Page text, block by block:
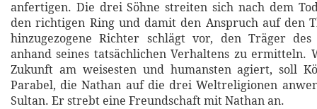
anfertigen. Die drei Söhne streiten sich nach dem
den richtigen Ring und damit den Anspruch auf den
hinzugezogene Richter schlägt vor, den Träger
anhand seines tatsächlichen Verhaltens zu ermitteln.
Zukunft am weisesten und humansten agiert, soll
Parabel, die Nathan auf die drei Weltreligionen
Sultan. Er strebt eine Freundschaft mit Nathan an.